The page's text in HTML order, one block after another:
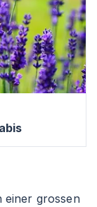
einer grossen